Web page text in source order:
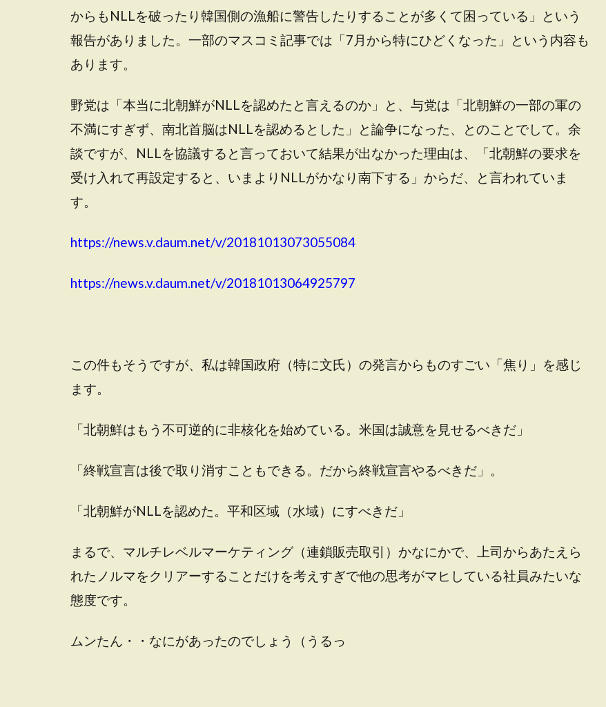
からもNLLを破ったり韓国側の漁船に警告したりすることが多くて困っている」という
報告がありました。一部のマスコミ記事では「7月から特にひどくなった」という内容も
あります。
野党は「本当に北朝鮮がNLLを認めたと言えるのか」と、与党は「北朝鮮の一部の軍の
不満にすぎず、南北首脳はNLLを認めるとした」と論争になった、とのことでして。余
談ですが、NLLを協議すると言っておいて結果が出なかった理由は、「北朝鮮の要求を
受け入れて再設定すると、いまよりNLLがかなり南下する」からだ、と言われていま
す。
https://news.v.daum.net/v/20181013073055084
https://news.v.daum.net/v/20181013064925797
この件もそうですが、私は韓国政府（特に文氏）の発言からものすごい「焦り」を感じ
ます。
「北朝鮮はもう不可逆的に非核化を始めている。米国は誠意を見せるべきだ」
「終戦宣言は後で取り消すこともできる。だから終戦宣言やるべきだ」。
「北朝鮮がNLLを認めた。平和区域（水域）にすべきだ」
まるで、マルチレベルマーケティング（連鎖販売取引）かなにかで、上司からあたえら
れたノルマをクリアーすることだけを考えすぎで他の思考がマヒしている社員みたいな
態度です。
ムンたん・・なにがあったのでしょう（うるっ